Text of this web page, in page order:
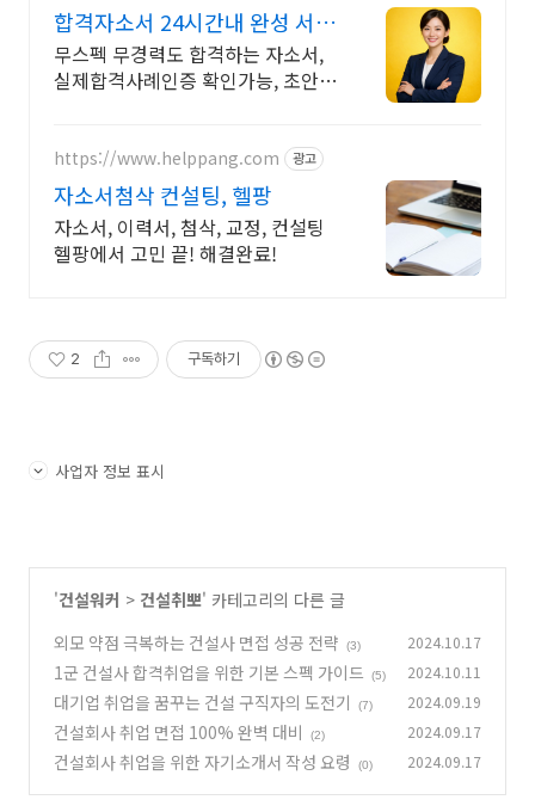
합격자소서 24시간내 완성 서류
합격의 비밀
무스펙 무경력도 합격하는 자소서,
실제합격사례인증 확인가능, 초안없
https://www.helppang.com 광고
자소서첨삭 컨설팅, 헬팡
자소서, 이력서, 첨삭, 교정, 컨설팅
헬팡에서 고민 끝! 해결완료!
2 구독하기
사업자 정보 표시
'건설워커 > 건설취뽀' 카테고리의 다른 글
외모 약점 극복하는 건설사 면접 성공 전략
(3) 2024.10.17
1군 건설사 합격취업을 위한 기본 스펙 가이드 (5) 2024.10.11
대기업 취업을 꿈꾸는 건설 구직자의 도전기 (7) 2024.09.19
건설회사 취업 면접 100% 완벽 대비 (2) 2024.09.17
건설회사 취업을 위한 자기소개서 작성 요령 (0) 2024.09.17